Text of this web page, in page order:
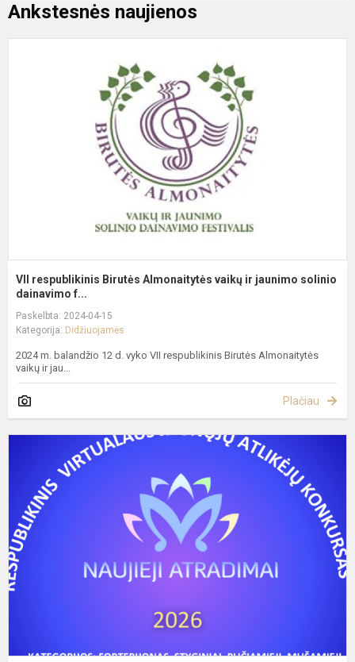
Ankstesnės naujienos
VII respublikinis Birutės Almonaitytės vaikų ir jaunimo solinio
dainavimo f...
Paskelbta: 2024-04-15
Kategorija: Didžiuojamės
2024 m. balandžio 12 d. vyko VII respublikinis Birutės Almonaitytės
vaikų ir jau...
Plačiau